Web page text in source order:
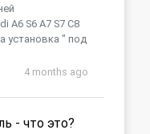
A6 S6 A7 S7 C8
установка " под
4 months ago
- что это?